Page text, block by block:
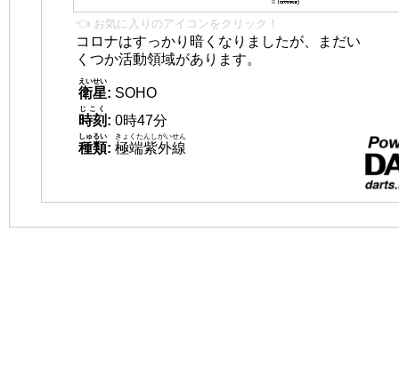
👈 お気に入りのアイコンをクリック！
コロナはすっかり暗くなりましたが、まだい
くつか活動領域があります。
衛星
えいせい
: SOHO
時刻
じこく
: 0時47分
種類
しゅるい
: 極端紫外線
きょくたんしがいせん